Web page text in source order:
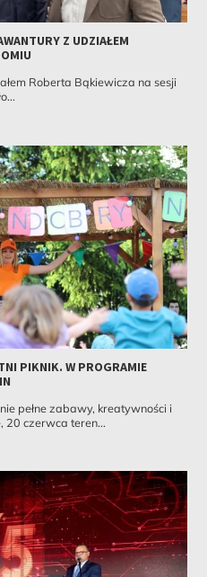
Z UDZIAŁEM
Roberta Bąkiewicza na sesji
PIKNIK. W PROGRAMIE
pełne zabawy, kreatywności i
20 czerwca teren...